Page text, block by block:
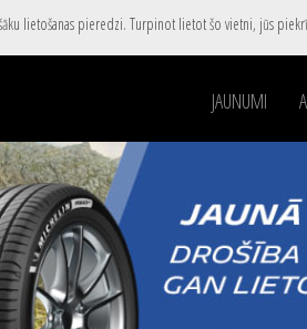
lietošanas pieredzi. Turpinot lietot šo vietni, jūs
JAUNUMI